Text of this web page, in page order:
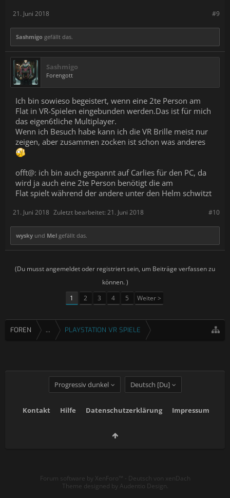
#9
21. Juni 2018
Sashmigo gefällt das.
Sashmigo
Forengott
Ich bin sowieso begeistert, wenn eine 2te Person am
Flat in VR-Spielen eingebunden werden.Das ist für mich
das eigen6tliche Multiplayer.
Wenn ich Besuch habe kann ich die VR Brille meist nur
zeigen, aber zusammen zocken ist schon was anderes
offt@: ich bin auch gespannt auf Carlies für den PC, da
wird ja auch eine 2te Person benötigt die am
Flat spielt während der andere unter den Helm schwitzt
#10
21. Juni 2018 Zuletzt bearbeitet: 21. Juni 2018
wysky und Mel gefällt das.
(Du musst angemeldet oder registriert sein, um Beiträge verfassen zu
können. )
1
2 3 4 5 Weiter >
FOREN ... PLAYSTATION VR SPIELE
Progressiv dunkel Deutsch [Du]
Kontakt Hilfe Datenschutzerklärung Impressum
Forum software by XenForo™ - Deutsch von xenDach
Theme designed by Audentio Design.